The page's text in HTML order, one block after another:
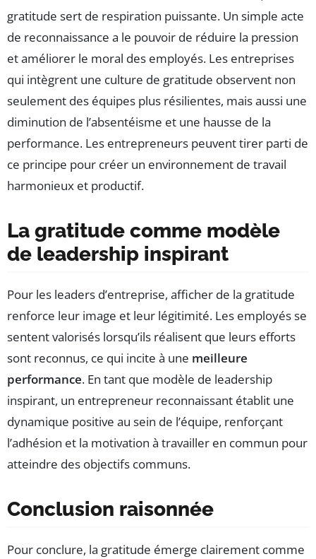
gratitude sert de respiration puissante. Un simple acte
de reconnaissance a le pouvoir de réduire la pression
et améliorer le moral des employés. Les entreprises
qui intègrent une culture de gratitude observent non
seulement des équipes plus résilientes, mais aussi une
diminution de l’absentéisme et une hausse de la
performance. Les entrepreneurs peuvent tirer parti de
ce principe pour créer un environnement de travail
harmonieux et productif.
La gratitude comme modèle
de leadership inspirant
Pour les leaders d’entreprise, afficher de la gratitude
renforce leur image et leur légitimité. Les employés se
sentent valorisés lorsqu’ils réalisent que leurs efforts
sont reconnus, ce qui incite à une meilleure
performance. En tant que modèle de leadership
inspirant, un entrepreneur reconnaissant établit une
dynamique positive au sein de l’équipe, renforçant
l’adhésion et la motivation à travailler en commun pour
atteindre des objectifs communs.
Conclusion raisonnée
Pour conclure, la gratitude émerge clairement comme